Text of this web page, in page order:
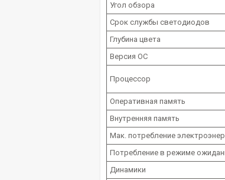
Угол обзора
Срок службы светодиодов
Глубина цвета
Версия ОС
Процессор
Оперативная память
Внутренняя память
Мак. потребление
Потребление в режиме
Динамики